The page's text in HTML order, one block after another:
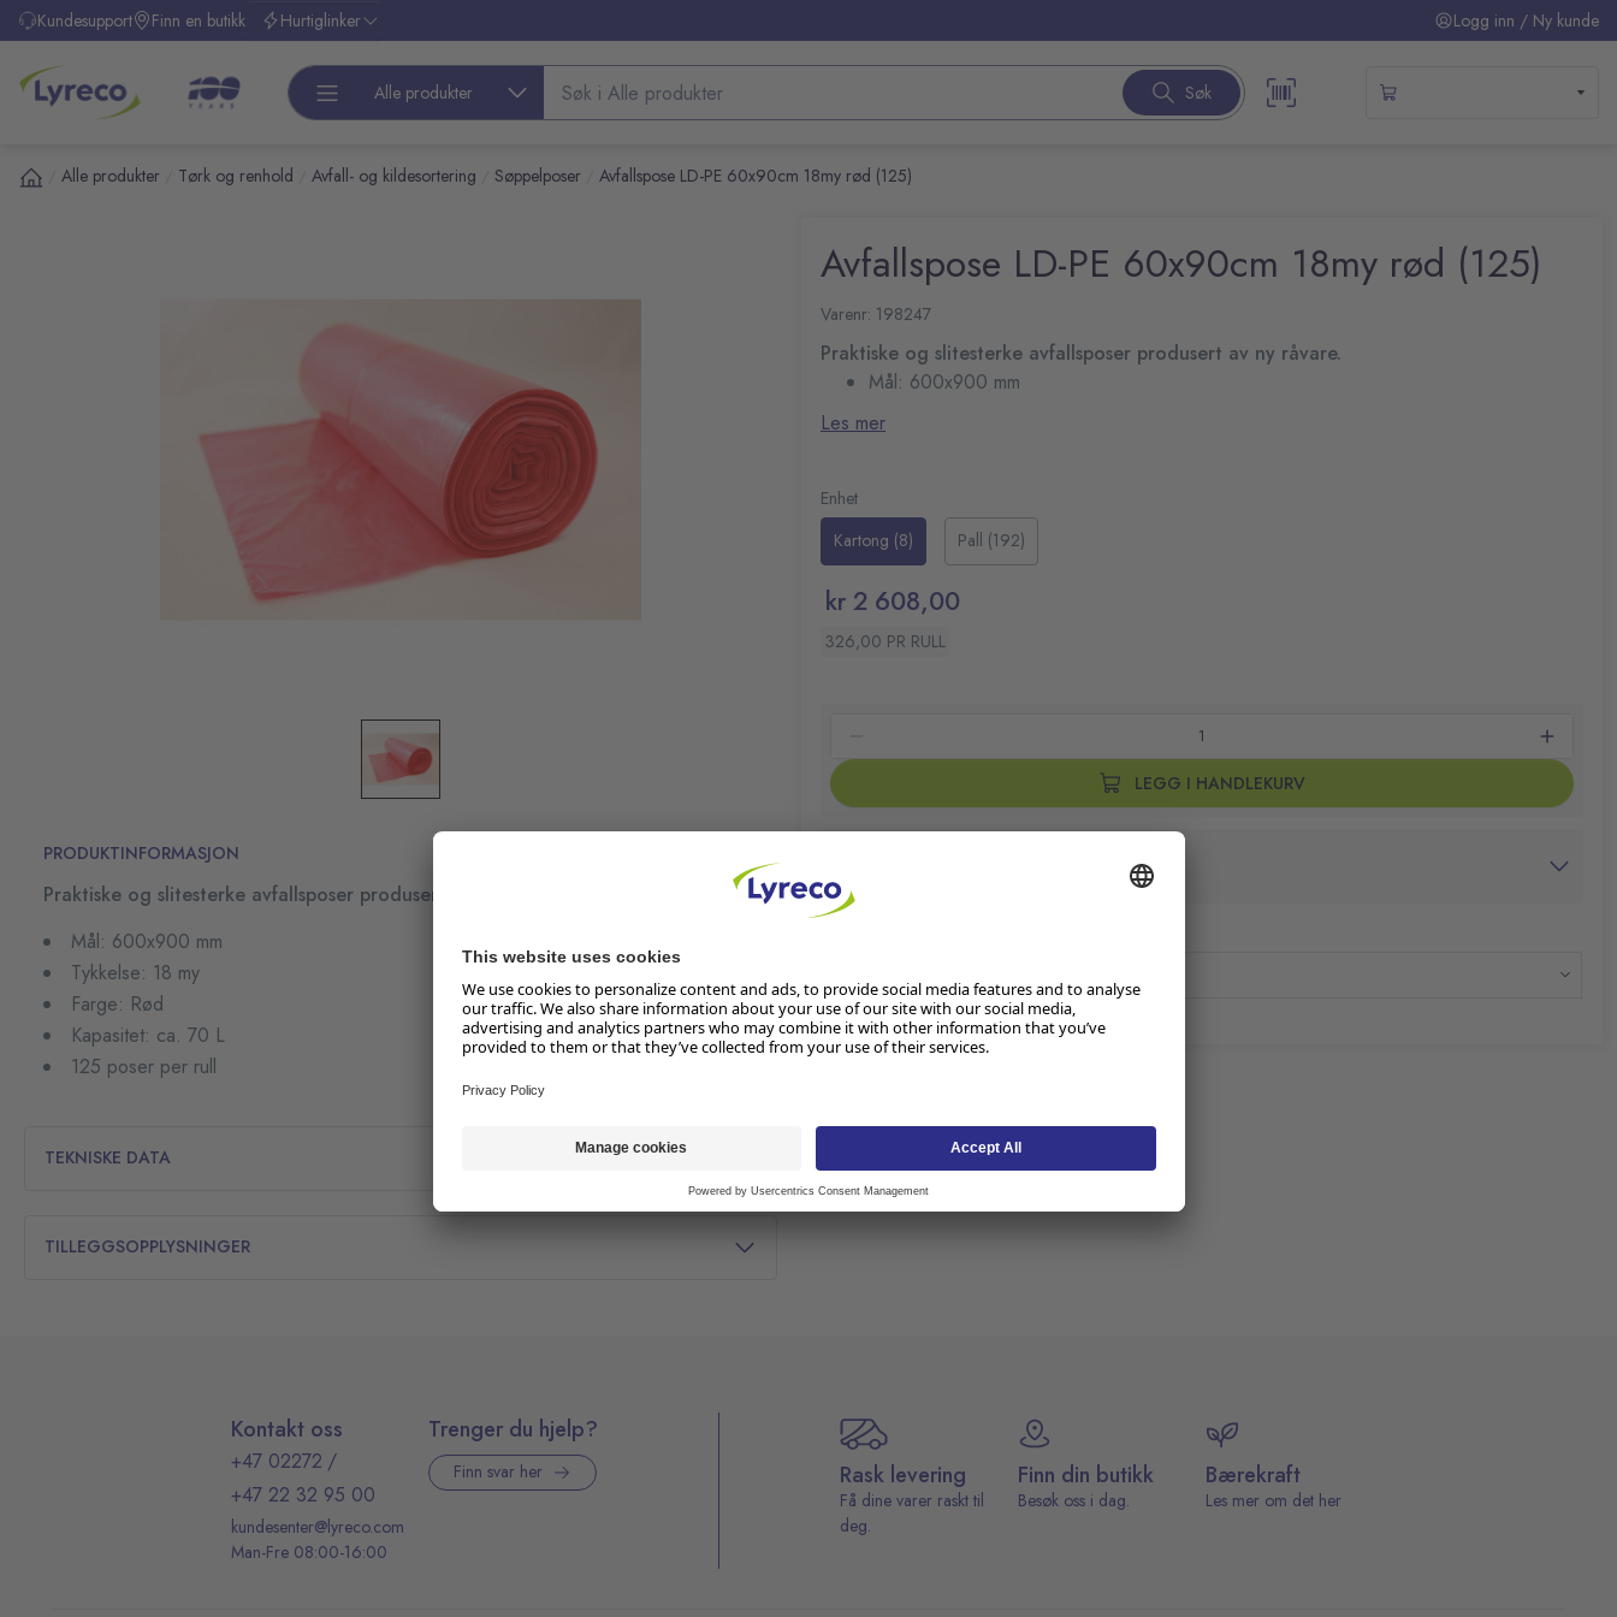
hovedinnhold
Kundesupport Finn en butikk Hurtiglinker Logg inn / Ny kunde
Alle produkter Søk etter produkter Søk
Alle produkter Tørk og renhold Avfall- og kildesortering Søppelposer Avfallspose LD-PE 60x90cm 18my rød (125)
PRODUKTINFORMASJON
Praktiske og slitesterke avfallsposer produsert av ny råvare.
Mål: 600x900 mm
Tykkelse: 18 my
Farge: Rød
Kapasitet: ca. 70 L
125 poser per rull
TEKNISKE DATA
TILLEGGSOPPLYSNINGER
Avfallspose LD-PE 60x90cm 18my rød (125)
Varenr: 198247
Praktiske og slitesterke avfallsposer produsert av ny råvare.
Mål: 600x900 mm
Farge: Rød
Les mer
Enhet
Kartong (8)
Pall (192)
kr 2 608,00
326,00 PR RULL
LEGG I HANDLEKURV
Kontakt oss
+47 02272 /
+47 22 32 95 00
kundesenter@lyreco.com
Man-Fre 08:00-16:00
Trenger du hjelp?
Finn svar her Rask levering
Få dine varer raskt til
deg.
Finn din butikk
Besøk oss i dag.
Bærekraft
Les mer om det her